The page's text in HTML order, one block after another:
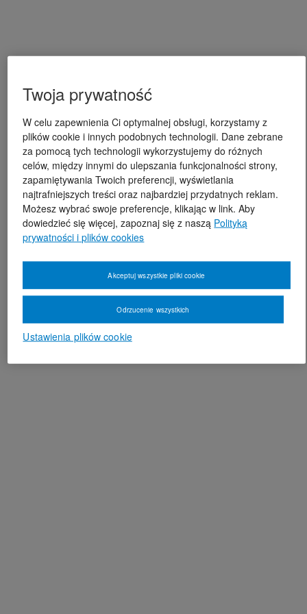
Twoja prywatność
W celu zapewnienia Ci optymalnej obsługi, korzystamy z
plików cookie i innych podobnych technologii. Dane zebrane
za pomocą tych technologii wykorzystujemy do różnych
celów, między innymi do ulepszania funkcjonalności strony,
zapamiętywania Twoich preferencji, wyświetlania
najtrafniejszych treści oraz najbardziej przydatnych reklam.
Możesz wybrać swoje preferencje, klikając w link. Aby
dowiedzieć się więcej, zapoznaj się z naszą Polityką
prywatności i plików cookies
Ustawienia plików cookie
Odrzucenie wszystkich
Akceptuj wszystkie pliki cookie